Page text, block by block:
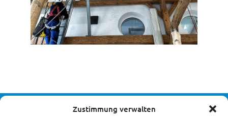
Zustimmung verwalten